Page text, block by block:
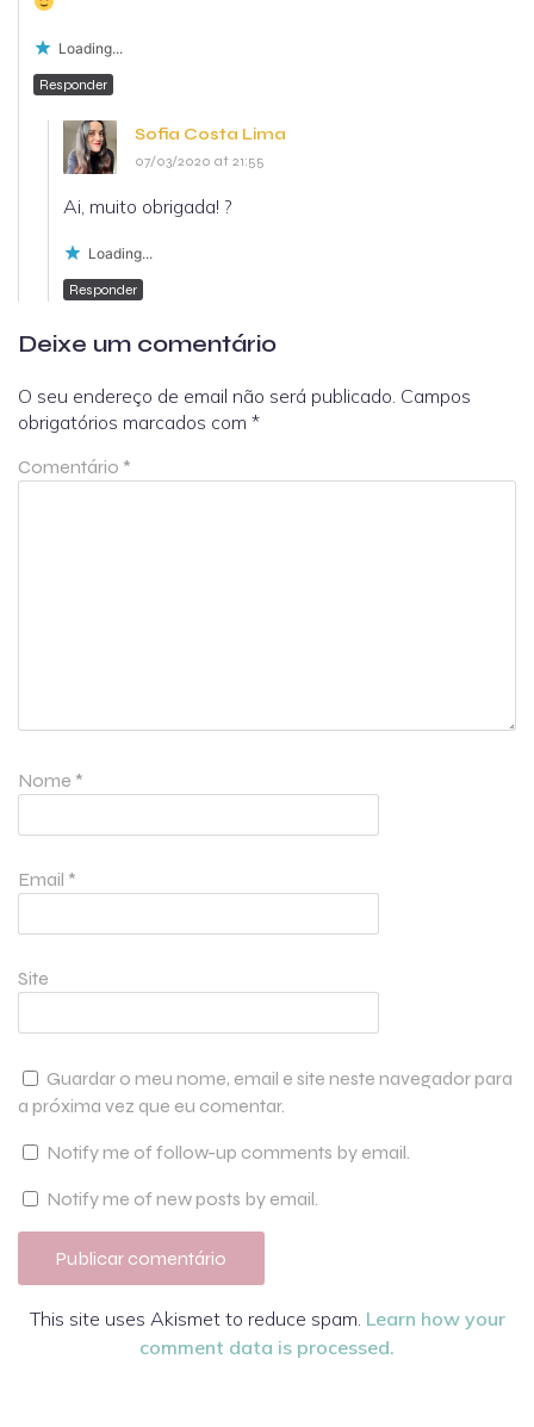
Loading...
Responder
Sofia Costa Lima
07/03/2020 at 21:55
Ai, muito obrigada! ?
Loading...
Responder
Deixe um comentário
O seu endereço de email não será publicado. Campos
obrigatórios marcados com *
Comentário *
Nome *
Email *
Site
Guardar o meu nome, email e site neste navegador para
a próxima vez que eu comentar.
Notify me of follow-up comments by email.
Notify me of new posts by email.
This site uses Akismet to reduce spam. Learn how your
comment data is processed.